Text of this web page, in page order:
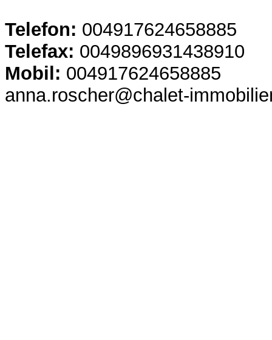
Telefon: 004917624658885
Telefax: 0049896931438910
Mobil: 004917624658885
anna.roscher@chalet-